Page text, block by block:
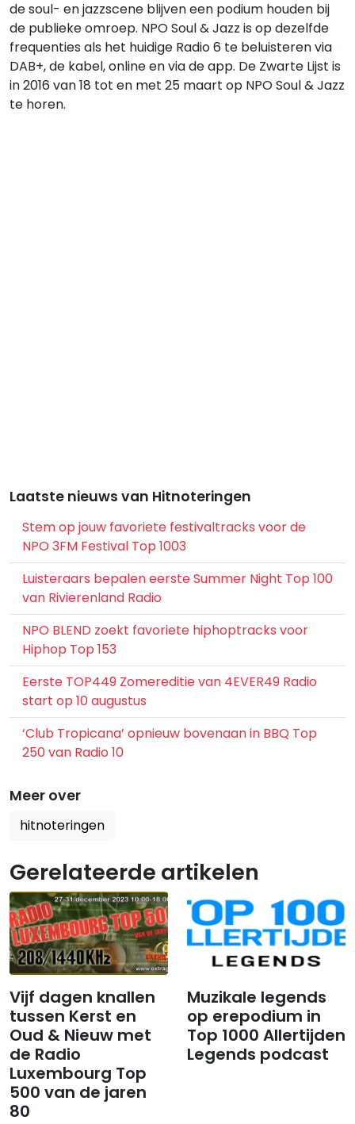
de soul- en jazzscene blijven een podium houden bij
de publieke omroep. NPO Soul & Jazz is op dezelfde
frequenties als het huidige Radio 6 te beluisteren via
DAB+, de kabel, online en via de app. De Zwarte Lijst is
in 2016 van 18 tot en met 25 maart op NPO Soul & Jazz
te horen.
Laatste nieuws van Hitnoteringen
Stem op jouw favoriete festivaltracks voor de
NPO 3FM Festival Top 1003
Luisteraars bepalen eerste Summer Night Top 100
van Rivierenland Radio
NPO BLEND zoekt favoriete hiphoptracks voor
Hiphop Top 153
Eerste TOP449 Zomereditie van 4EVER49 Radio
start op 10 augustus
‘Club Tropicana’ opnieuw bovenaan in BBQ Top
250 van Radio 10
Meer over
hitnoteringen
Gerelateerde artikelen
Vijf dagen knallen
tussen Kerst en
Oud & Nieuw met
de Radio
Luxembourg Top
500 van de jaren
80
​​​​​​​Muzikale legends
op erepodium in
Top 1000 Allertijden
Legends podcast